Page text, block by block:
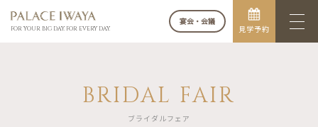
FOR YOUR BIG DAY. FOR EVERY DAY.
宴会・会議
見学予約
BRIDAL FAIR
ブライダルフェア